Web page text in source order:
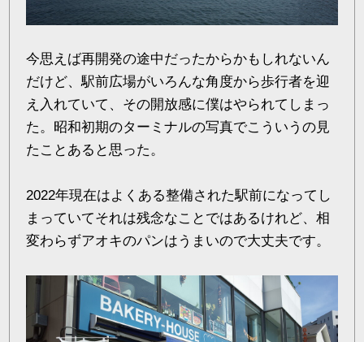
今思えば再開発の途中だったからかもしれないん
だけど、駅前広場がいろんな角度から歩行者を迎
え入れていて、その開放感に僕はやられてしまっ
た。昭和初期のターミナルの写真でこういうの見
たことあると思った。
2022年現在はよくある整備された駅前になってし
まっていてそれは残念なことではあるけれど、相
変わらずアオキのパンはうまいので大丈夫です。